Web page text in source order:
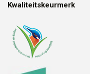
Kwaliteitskeurmerk